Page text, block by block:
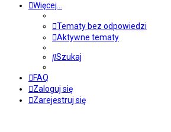
Więcej…
Tematy bez odpowiedzi
Aktywne tematy
Szukaj
FAQ
Zaloguj się
Zarejestruj się